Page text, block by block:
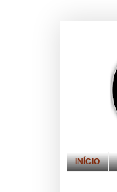
INÍCIO